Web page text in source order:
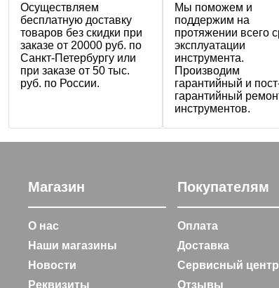
Осуществляем
бесплатную доставку
товаров без скидки при
заказе от 20000 руб. по
Санкт-Петербургу или
при заказе от 50 тыс.
руб. по России.
Мы поможем и
поддержим на
протяжении всего
эксплуатации
инструмента.
Производим
гарантийный и
гарантийный
инструментов.
Магазин
О нас
Наши магазины
Новости
Реквизиты
Покупателям
Оплата
Доставка
Сервисный центр
Отзывы